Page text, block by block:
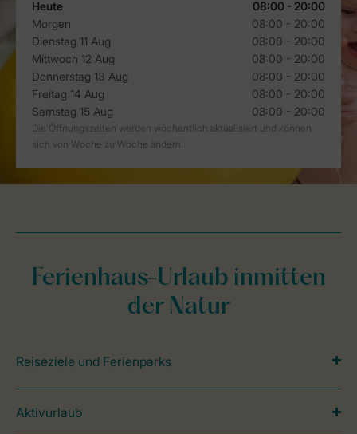
Ferienhaus-Urlaub inmitten
der Natur
Reiseziele und Ferienparks
Aktivurlaub